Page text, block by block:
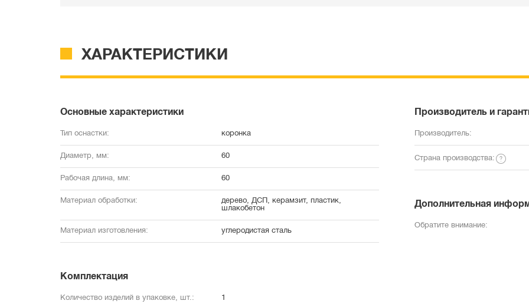
ХАРАКТЕРИСТИКИ
Основные характеристики
Тип оснастки: коронка
Диаметр, мм: 60
Рабочая длина, мм: 60
Материал обработки:
дерево, ДСП, керамзит, пластик,
шлакобетон
Материал изготовления: углеродистая сталь
Комплектация
Количество изделий в упаковке, шт.: 1
Производитель и
Производитель:
Страна производства:
Дополнительная
Обратите внимание: